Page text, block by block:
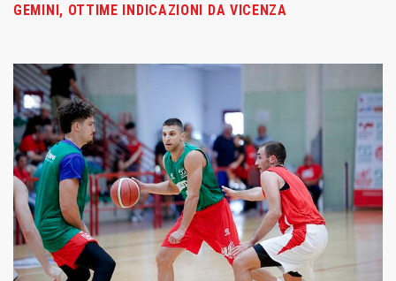
GEMINI, OTTIME INDICAZIONI DA VICENZA